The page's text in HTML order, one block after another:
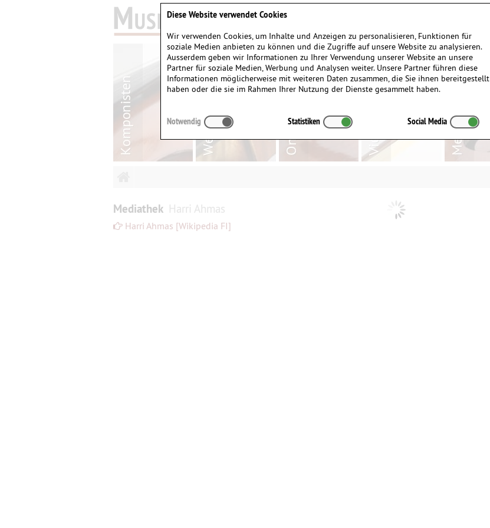
Mediathek Harri Ahmas
Harri Ahmas [Wikipedia FI]
Diese Website verwendet Cookies
Wir verwenden Cookies, um Inhalte und Anzeigen zu personalisieren, Funktionen für
soziale Medien anbieten zu können und die Zugriffe auf unsere Website zu analysieren.
Ausserdem geben wir Informationen zu Ihrer Verwendung unserer Website an unsere
Partner für soziale Medien, Werbung und Analysen weiter. Unsere Partner führen diese
Informationen möglicherweise mit weiteren Daten zusammen, die Sie ihnen bereitgestellt
haben oder die sie im Rahmen Ihrer Nutzung der Dienste gesammelt haben.
Notwendig Statistiken Social Media